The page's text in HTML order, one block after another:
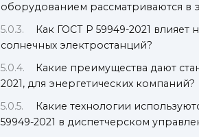
оборудованием рассматриваются в
Как ГОСТ Р 59949-2021
солнечных электростанций?
Какие преимущества дают
2021, для энергетических компаний?
Какие технологии
59949-2021 в диспетчерском